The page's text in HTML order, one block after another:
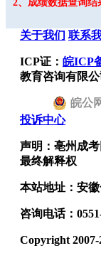
2、成绩数据查询结
关于我们 联系
ICP证： 皖ICP
教育咨询有限
皖公
投诉中心
声明：亳州成
最终解释权
本站地址：安
咨询电话：
Copyright